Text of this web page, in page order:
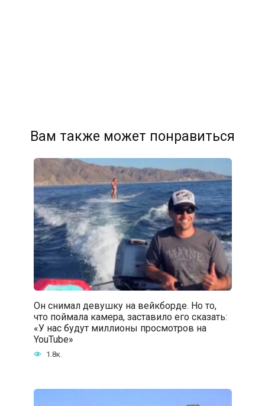
Вам также может понравиться
Он снимал девушку на вейкборде. Но то,
что поймала камера, заставило его сказать:
«У нас будут миллионы просмотров на
YouTube»
1.8к.